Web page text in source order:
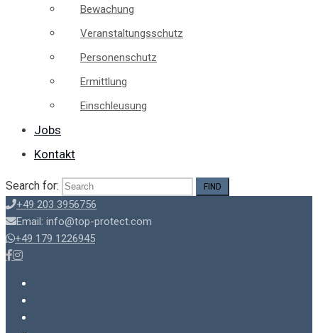
Bewachung
Veranstaltungsschutz
Personenschutz
Ermittlung
Einschleusung
Jobs
Kontakt
Search for:
+49 203 3956756
Email: info@top-protect.com
+49 179 1226945